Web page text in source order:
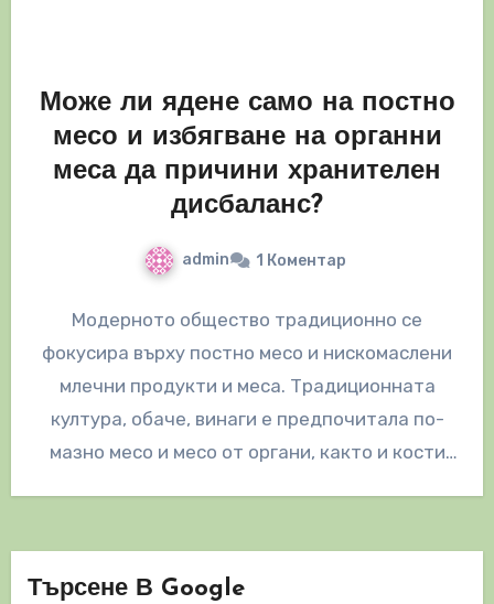
Може ли ядене само на постно
месо и избягване на органни
меса да причини хранителен
дисбаланс?
admin 1 Коментар
Модерното общество традиционно се
фокусира върху постно месо и нискомаслени
млечни продукти и меса. Традиционната
култура, обаче, винаги е предпочитала по-
мазно месо и месо от органи, както и кости
Търсене В Google